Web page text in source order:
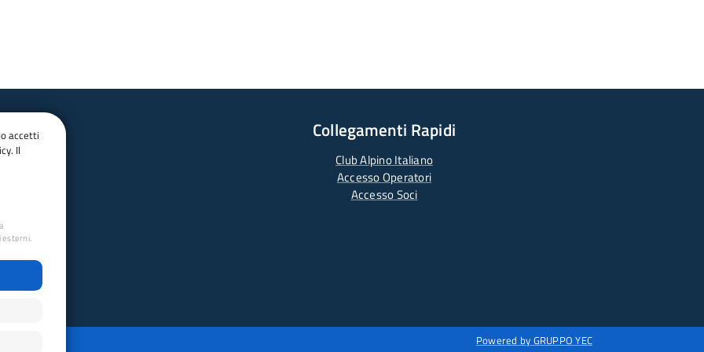
Collegamenti Rapidi
Club Alpino Italiano
Accesso Operatori
Accesso Soci
Powered by GRUPPO YEC
accetti
Il
esterni.